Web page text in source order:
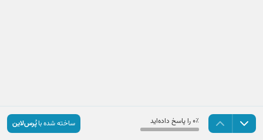
۰٪ را پاسخ داده‌اید ساخته شده باپُرس‌لاین